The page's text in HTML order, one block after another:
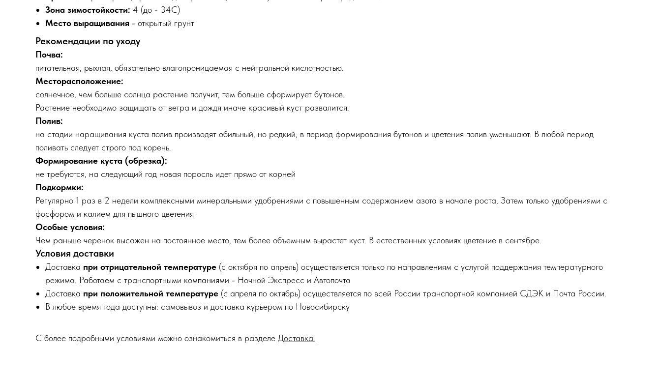
Зона зимостойкости: 4 (до - 34С)
Место выращивания - открытый грунт
Рекомендации по уходу
Почва:
питательная, рыхлая, обязательно влагопроницаемая с нейтральной кислотностью.
Месторасположение:
солнечное, чем больше солнца растение получит, тем больше сформирует бутонов.
Растение необходимо защищать от ветра и дождя иначе красивый куст развалится.
Полив:
на стадии наращивания куста полив производят обильный, но редкий, в период формирования бутонов и цветения полив уменьшают. В любой период
поливать следует строго под корень.
Формирование куста (обрезка):
не требуются, на следующий год новая поросль идет прямо от корней
Подкормки:
Регулярно 1 раз в 2 недели комплексными минеральными удобрениями с повышенным содержанием азота в начале роста, Затем только удобрениями с
фосфором и калием для пышного цветения
Особые условия:
Чем раньше черенок высажен на постоянное место, тем более объемным вырастет куст. В естественных условиях цветение в сентябре.
Условия доставки
Доставка при отрицательной температуре (с октября по апрель) осуществляется только по направлениям с услугой поддержания температурного
режима. Работаем с транспортными компаниями - Ночной Экспресс и Автопочта
Доставка при положительной температуре (с апреля по октябрь) осуществляется по всей России транспортной компанией СДЭК и Почта России.
В любое время года доступны: самовывоз и доставка курьером по Новосибирску
С более подробными условиями можно ознакомиться в разделе Доставка.